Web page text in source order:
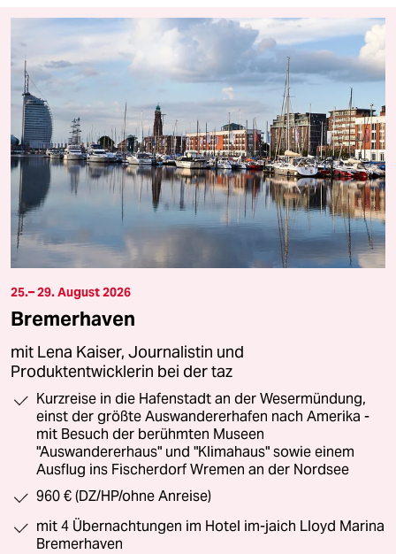
25.– 29. August 2026
Bremerhaven
mit Lena Kaiser, Journalistin und
Produktentwicklerin bei der taz
Kurzreise in die Hafenstadt an der Wesermündung,
einst der größte Auswandererhafen nach Amerika -
mit Besuch der berühmten Museen
"Auswandererhaus" und "Klimahaus" sowie einem
Ausflug ins Fischerdorf Wremen an der Nordsee
960 € (DZ/HP/ohne Anreise)
mit 4 Übernachtungen im Hotel im-jaich Lloyd Marina
Bremerhaven